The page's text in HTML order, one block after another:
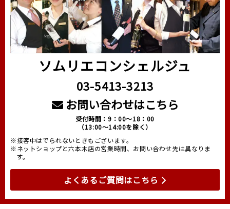
ソムリエコンシェルジュ
03-5413-3213
お問い合わせはこちら
受付時間：9：00～18：00
（13:00～14:00を除く）
※接客中はでられないときもございます。
※ネットショップと六本木店の営業時間、お問い合わせ先は異なりま
す。
よくあるご質問はこちら